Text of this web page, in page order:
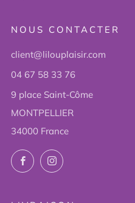
NOUS CONTACTER
client@lilouplaisir.com
04 67 58 33 76
9 place Saint-Côme
MONTPELLIER
34000 France
FacebookInstagram